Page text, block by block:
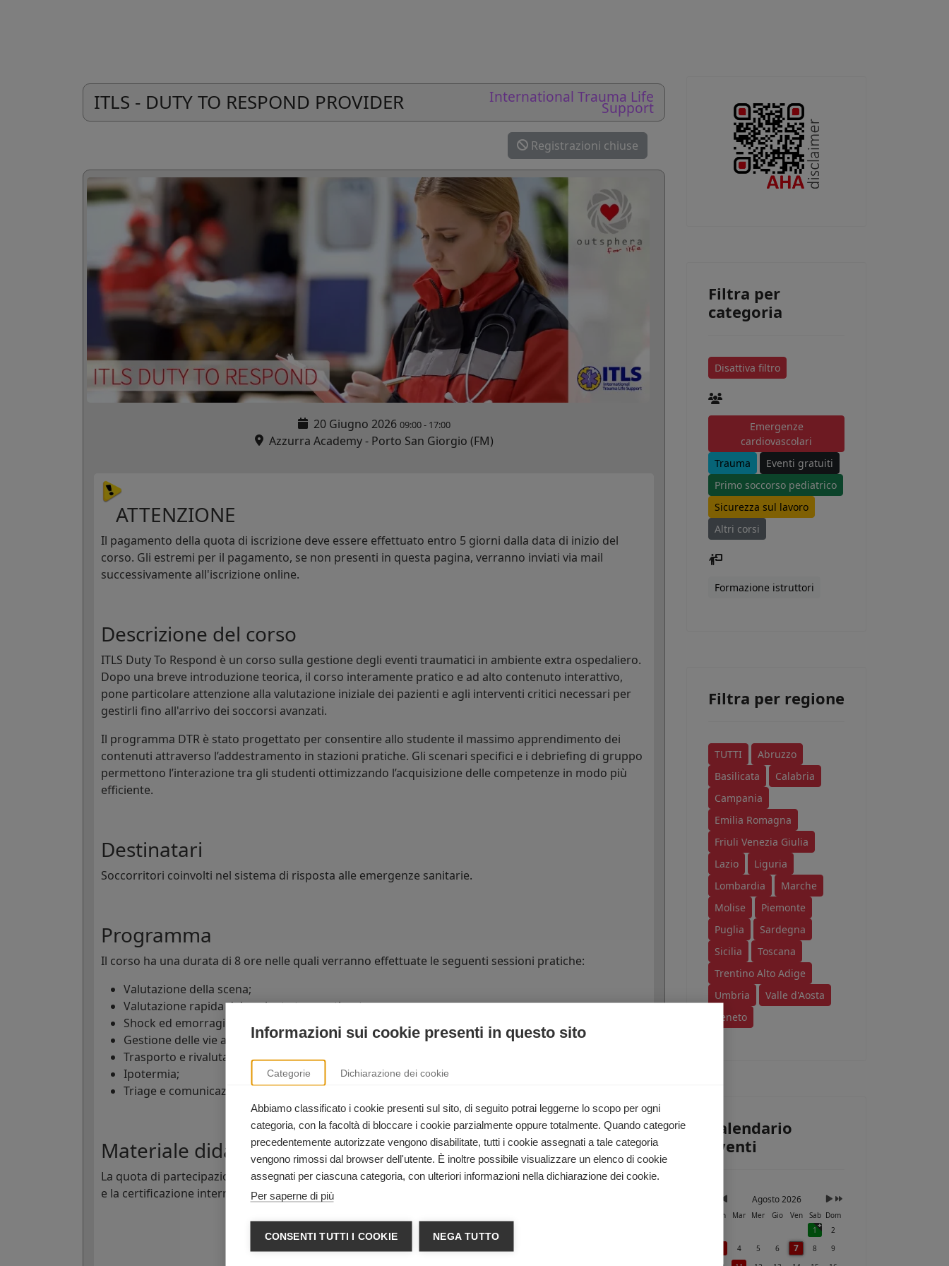
ITLS - DUTY TO RESPOND PROVIDER International Trauma Life
Support
Registrazioni chiuse
20 Giugno 2026 09:00- 17:00
Azzurra Academy - Porto San Giorgio (FM)
ATTENZIONE
Il pagamento della quota di iscrizione deve essere effettuato entro 5 giorni dalla data di inizio del
corso. Gli estremi per il pagamento, se non presenti in questa pagina, verranno inviati via mail
successivamente all'iscrizione online.
Descrizione del corso
ITLS Duty To Respond è un corso sulla gestione degli eventi traumatici in ambiente extra ospedaliero.
Dopo una breve introduzione teorica, il corso interamente pratico e ad alto contenuto interattivo,
pone particolare attenzione alla valutazione iniziale dei pazienti e agli interventi critici necessari per
gestirli fino all'arrivo dei soccorsi avanzati.
Il programma DTR è stato progettato per consentire allo studente il massimo apprendimento dei
contenuti attraverso l’addestramento in stazioni pratiche. Gli scenari specifici e i debriefing di gruppo
permettono l’interazione tra gli studenti ottimizzando l’acquisizione delle competenze in modo più
efficiente.
Destinatari
Soccorritori coinvolti nel sistema di risposta alle emergenze sanitarie.
Programma
Il corso ha una durata di 8 ore nelle quali verranno effettuate le seguenti sessioni pratiche:
Valutazione della scena;
Valutazione rapida del paziente traumatizzato;
Shock ed emorragie;
Gestione delle vie aeree;
Trasporto e rivalutazione;
Ipotermia;
Triage e comunicazioni.
Materiale didattico e certificazioni
La quota di partecipazione al corso include il manuale originale ITLS Duty To Respond in lingua italiana
e la certificazione internazionale ITLS Duty To Respond (attestato + eCard).
Filtra per
categoria
Disattiva filtro
Emergenze
cardiovascolari
Trauma
Eventi gratuiti
Primo soccorso pediatrico
Sicurezza sul lavoro
Altri corsi
Formazione istruttori
Filtra per regione
TUTTI
Abruzzo
Basilicata
Calabria
Campania
Emilia Romagna
Friuli Venezia Giulia
Lazio
Liguria
Lombardia
Marche
Molise
Piemonte
Puglia
Sardegna
Sicilia
Toscana
Trentino Alto Adige
Umbria
Valle d'Aosta
Veneto
Calendario
Eventi
Agosto 2026
Lun Mar Mer Gio Ven Sab Dom
1
2
4 5 6 7 8
9
Informazioni sui cookie presenti in questo sito
Categorie Dichiarazione dei cookie
Abbiamo classificato i cookie presenti sul sito, di seguito potrai leggerne lo scopo per ogni
categoria, con la facoltà di bloccare i cookie parzialmente oppure totalmente. Quando categorie
precedentemente autorizzate vengono disabilitate, tutti i cookie assegnati a tale categoria
vengono rimossi dal browser dell'utente. È inoltre possibile visualizzare un elenco di cookie
assegnati per ciascuna categoria, con ulteriori informazioni nella dichiarazione dei cookie.
Per saperne di più
CONSENTI TUTTI I COOKIE NEGA TUTTO